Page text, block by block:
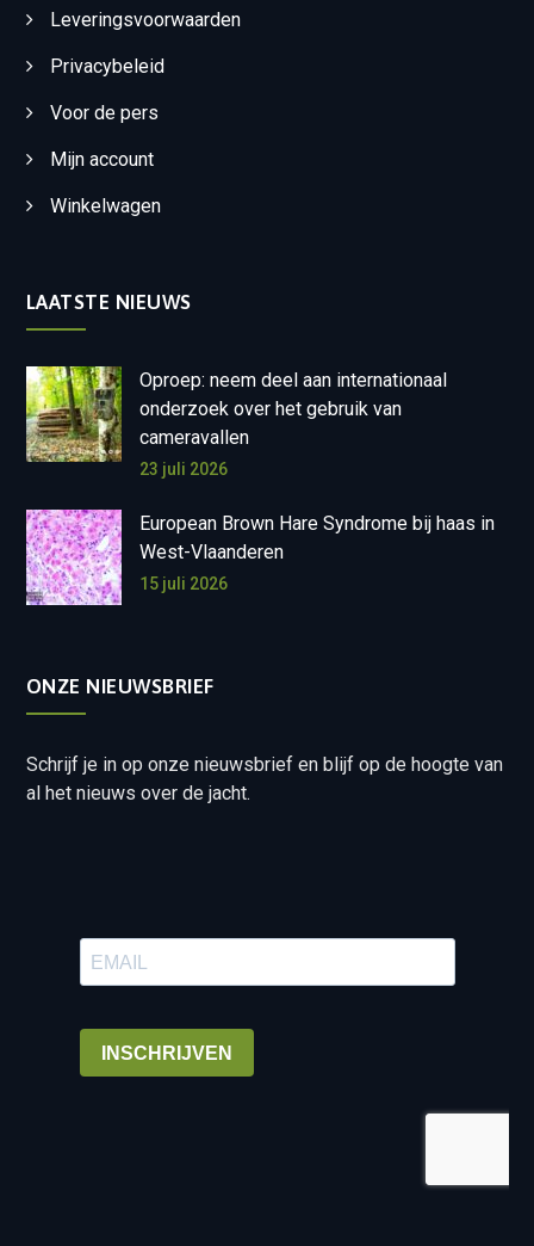
Leveringsvoorwaarden
Privacybeleid
Voor de pers
Mijn account
Winkelwagen
LAATSTE NIEUWS
Oproep: neem deel aan internationaal
onderzoek over het gebruik van
cameravallen
23 juli 2026
European Brown Hare Syndrome bij haas in
West-Vlaanderen
15 juli 2026
ONZE NIEUWSBRIEF
Schrijf je in op onze nieuwsbrief en blijf op de hoogte van
al het nieuws over de jacht.